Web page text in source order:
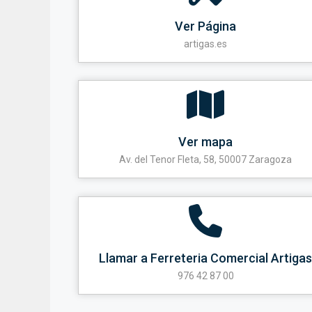
Ver Página
artigas.es
Ver mapa
Av. del Tenor Fleta, 58, 50007 Zaragoza
Llamar a Ferreteria Comercial Artigas
976 42 87 00